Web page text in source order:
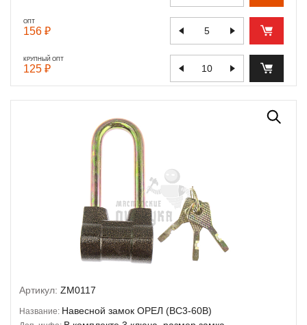
ОПТ
156 ₽
КРУПНЫЙ ОПТ
125 ₽
Артикул: ZM0117
Название: Навесной замок ОРЕЛ (ВС3-60В)